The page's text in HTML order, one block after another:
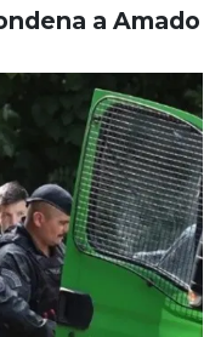
a Amado